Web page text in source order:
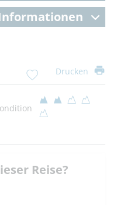
Drucken
Reise?